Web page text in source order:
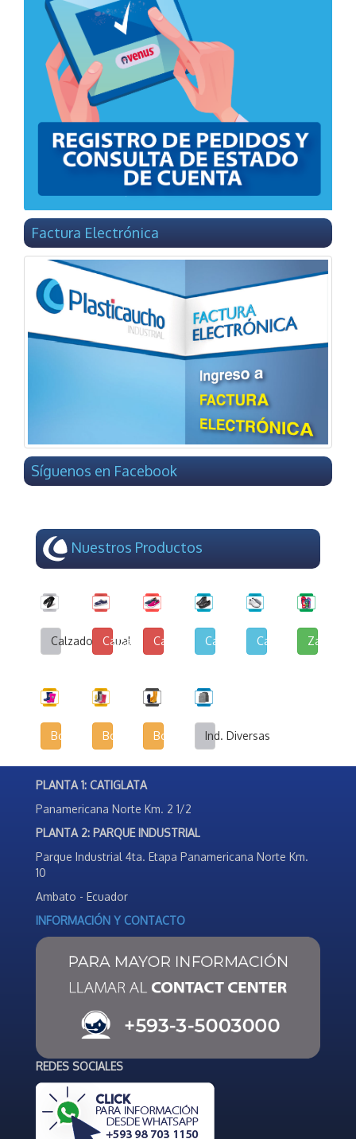
Factura Electrónica
Síguenos en Facebook
Nuestros Productos
Calzado CasualCalzado de Lona y Cuerina
Calzado de Lona Urbana
Calzado EscolarCalzado Deportivo
Botas InfantilesBotas AgrícolasBotas de Seguridad Industrial
Ind. Diversas
PLANTA 1: CATIGLATA
Panamericana Norte Km. 2 1/2
PLANTA 2: PARQUE INDUSTRIAL
Parque Industrial 4ta. Etapa Panamericana Norte Km.
10
Ambato - Ecuador
INFORMACIÓN Y CONTACTO
REDES SOCIALES